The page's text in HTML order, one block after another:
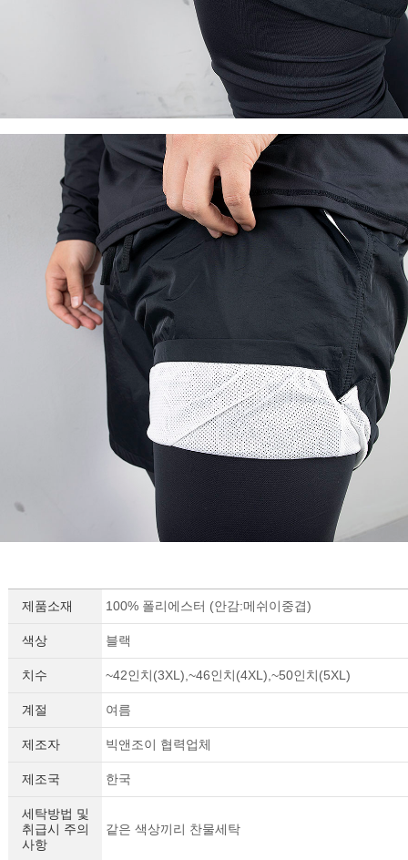
제품소재 100% 폴리에스터 (안감:메쉬이중겹)
색상 블랙
치수 ~42인치(3XL),~46인치(4XL),~50인치(5XL)
계절 여름
제조자 빅앤조이 협력업체
제조국 한국
세탁방법 및
취급시 주의
사항
같은 색상끼리 찬물세탁